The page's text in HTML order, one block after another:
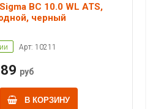
BC 10.0 WL ATS,
черный
Арт: 10211
руб
В КОРЗИНУ